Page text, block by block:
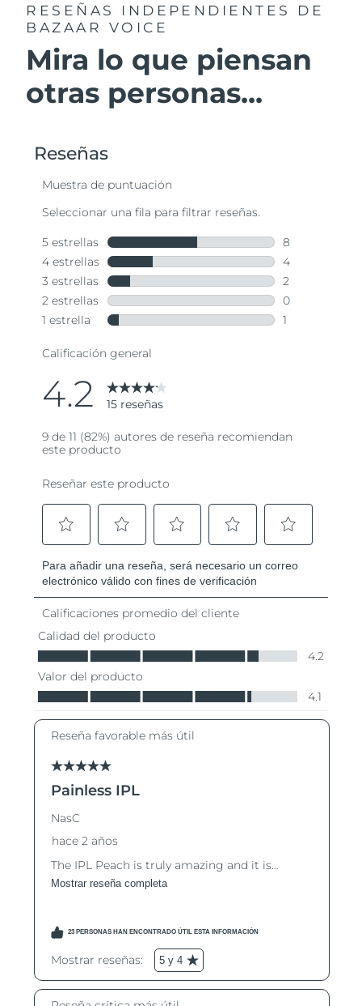
RESEÑAS INDEPENDIENTES
DE
BAZAAR VOICE
Mira lo que piensan
otras personas...